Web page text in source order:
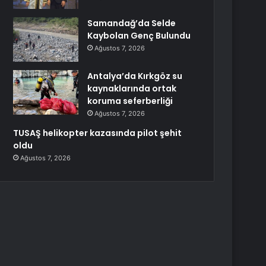
Samandağ’da Selde
Kaybolan Genç Bulundu
Ağustos 7, 2026
Antalya’da Kırkgöz su
kaynaklarında ortak
koruma seferberliği
Ağustos 7, 2026
TUSAŞ helikopter kazasında pilot şehit
oldu
Ağustos 7, 2026